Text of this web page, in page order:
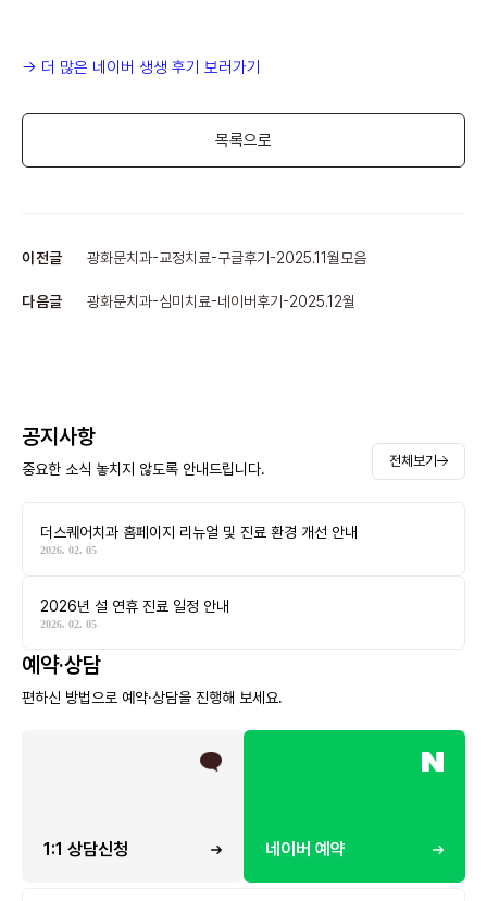
-> 더 많은 네이버 생생 후기 보러가기
목록으로
이전글 광화문치과-교정치료-구글후기-2025.11월모음
다음글 광화문치과-심미치료-네이버후기-2025.12월
공지사항
중요한 소식 놓치지 않도록 안내드립니다. 전체보기
더스퀘어치과 홈페이지 리뉴얼 및 진료 환경 개선 안내
2026. 02. 05
2026년 설 연휴 진료 일정 안내
2026. 02. 05
예약·상담
편하신 방법으로 예약·상담을 진행해 보세요.
1:1 상담신청 네이버 예약